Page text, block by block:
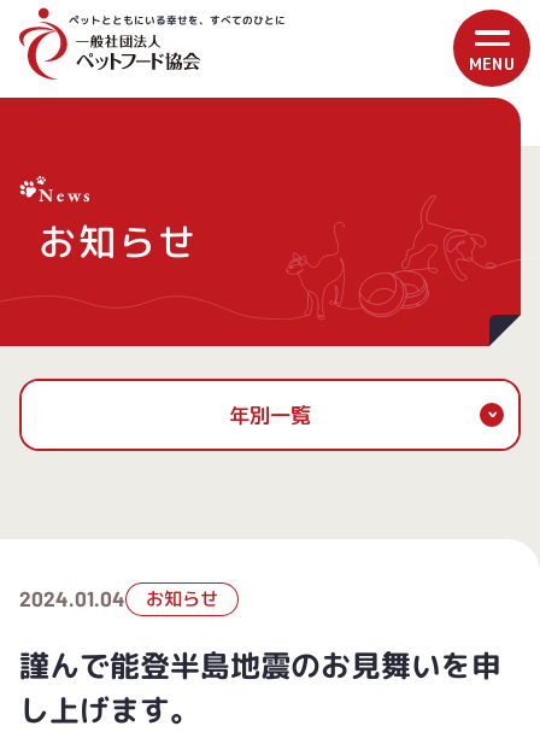
ペットとともにいる幸せを、すべてのひとに
News
お知らせ
年別一覧
2024.01.04 お知らせ
謹んで能登半島地震のお見舞いを申
し上げます。